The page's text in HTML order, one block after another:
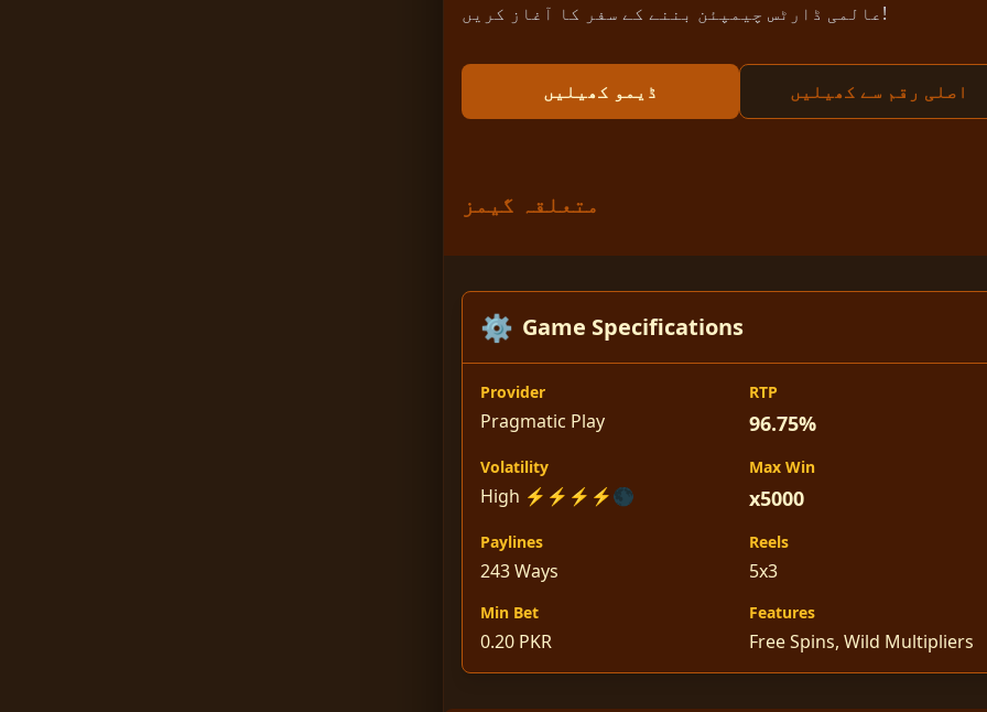
عالمی ڈارٹس چیمپئن بننے کے سفر کا آغاز کریں!
ڈیمو کھیلیں اصلی رقم سے کھیلیں
متعلقہ گیمز
⚙️ Game Specifications
Provider
Pragmatic Play
RTP
96.75%
Volatility
High ⚡⚡⚡⚡🌑
Max Win
x5000
Paylines
243 Ways
Reels
5x3
Min Bet
0.20 PKR
Features
Free Spins, Wild Multipliers